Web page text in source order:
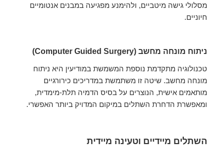
מסלולי גישה מיטביים, ולהימנע מפגיעה במבנים אנטומיים
חיוניים.
ניתוח מונחה מחשב (Computer Guided Surgery)
טכנולוגיה מתקדמת נוספת המשמשת במודיעין היא ניתוח
מונחה מחשב. שיטה זו משתמשת במדריכים כירורגיים
מותאמים אישית, הנוצרים על בסיס הדמיה תלת-מימדית,
ומאפשרת הדחרת השתלים במיקום המדויק ביותר האפשרי.
השתלים מיידיים וטעינה מיידית